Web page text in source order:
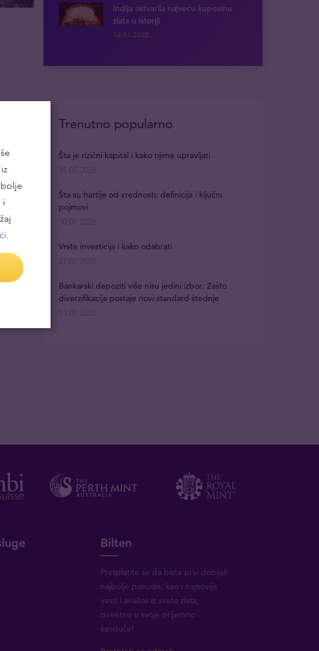
Indija ostvarila najveću kupovinu
zlata u istoriji
12.01.2022
Trenutno popularno
Šta je rizični kapital i kako njime upravljati
31.07.2026
Šta su hartije od vrednosti: definicija i ključni
pojmovi
30.07.2026
Vrste investicija i kako odabrati
27.07.2026
Bankarski depoziti više nisu jedini izbor: Zašto
diverzifikacija postaje novi standard štednje
13.07.2026
Bilten
Pretplatite se da biste prvi dobijali
najbolje ponude, kao i najnovije
vesti i analize iz sveta zlata,
direktno u svoje prijemno
sanduče!
i